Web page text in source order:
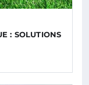
: SOLUTIONS